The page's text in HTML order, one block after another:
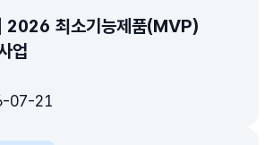
2026 최소기능제품(MVP)
업
07-21